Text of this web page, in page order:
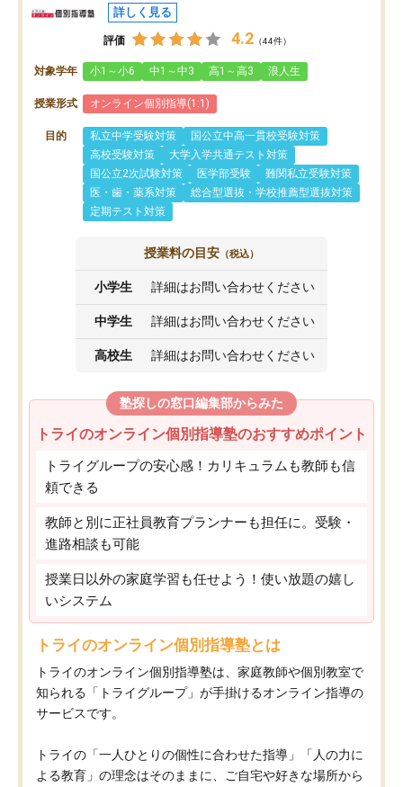
詳しく見る
評価 4.2 （44件）
対象学年 小1～小6 中1～中3 高1～高3 浪人生
授業形式 オンライン個別指導(1:1)
目的 私立中学受験対策
国公立中高一貫校受験対策
高校受験対策
大学入学共通テスト対策
国公立2次試験対策
医学部受験
難関私立受験対策
医・歯・薬系対策
総合型選抜・学校推薦型選抜対策
定期テスト対策
授業料の目安 （税込）
小学生 詳細はお問い合わせください
中学生 詳細はお問い合わせください
高校生 詳細はお問い合わせください
塾探しの窓口編集部からみた
トライのオンライン個別指導塾のおすすめポイント
トライグループの安心感！カリキュラムも教師も信
頼できる
教師と別に正社員教育プランナーも担任に。受験・
進路相談も可能
授業日以外の家庭学習も任せよう！使い放題の嬉し
いシステム
トライのオンライン個別指導塾とは
トライのオンライン個別指導塾は、家庭教師や個別教室で
知られる「トライグループ」が手掛けるオンライン指導の
サービスです。
トライの「一人ひとりの個性に合わせた指導」「人の力に
よる教育」の理念はそのままに、ご自宅や好きな場所から